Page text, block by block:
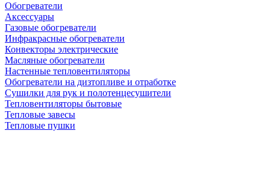
Обогреватели
Аксессуары
Газовые обогреватели
Инфракрасные обогреватели
Конвекторы электрические
Масляные обогреватели
Настенные тепловентиляторы
Обогреватели на дизтопливе и отработке
Сушилки для рук и полотенцесушители
Тепловентиляторы бытовые
Тепловые завесы
Тепловые пушки